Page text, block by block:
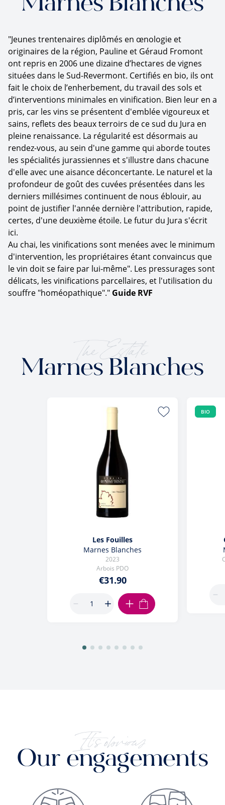
Marnes Blanches
"Jeunes trentenaires diplômés en œnologie et
originaires de la région, Pauline et Géraud Fromont
ont repris en 2006 une dizaine d’hectares de vignes
situées dans le Sud-Revermont. Certifiés en bio, ils ont
fait le choix de l’enherbement, du travail des sols et
d’interventions minimales en vinification. Bien leur en a
pris, car les vins se présentent d'emblée vigoureux et
sains, reflets des beaux terroirs de ce sud du Jura en
pleine renaissance. La régularité est désormais au
rendez-vous, au sein d'une gamme qui aborde toutes
les spécialités jurassiennes et s'illustre dans chacune
d'elle avec une aisance déconcertante. Le naturel et la
profondeur de goût des cuvées présentées dans les
derniers millésimes continuent de nous éblouir, au
point de justifier l'année dernière l'attribution, rapide,
certes, d'une deuxième étoile. Le futur du Jura s'écrit
ici.
Au chai, les vinifications sont menées avec le minimum
d'intervention, les propriétaires étant convaincus que
le vin doit se faire par lui-même". Les pressurages sont
délicats, les vinifications parcellaires, et l'utilisation du
souffre "homéopathique"." Guide RVF
The Estate
Marnes Blanches
Les Fouilles
Marnes Blanches
2023
Arbois PDO
€31.90
ADD TO CART
BIO
It's obvious
Our engagements